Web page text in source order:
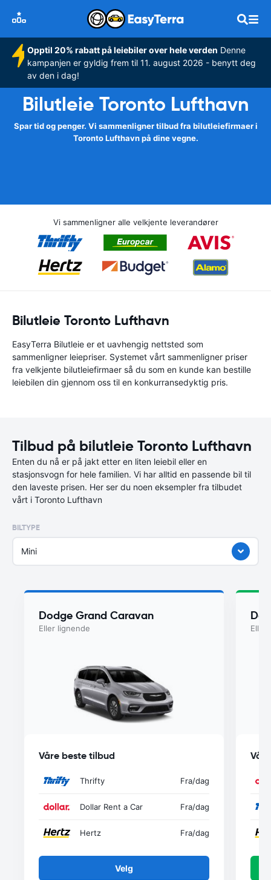
Opptil 20% rabatt på leiebiler over hele verden Denne
kampanjen er gyldig frem til 11. august 2026 - benytt deg
av den i dag!
Bilutleie Toronto Lufthavn
Spar tid og penger. Vi sammenligner tilbud fra bilutleiefirmaer i
Toronto Lufthavn på dine vegne.
Vi sammenligner alle velkjente leverandører
Bilutleie Toronto Lufthavn
EasyTerra Bilutleie er et uavhengig nettsted som
sammenligner leiepriser. Systemet vårt sammenligner priser
fra velkjente bilutleiefirmaer så du som en kunde kan bestille
leiebilen din gjennom oss til en konkurransedyktig pris.
Tilbud på bilutleie Toronto Lufthavn
Enten du nå er på jakt etter en liten leiebil eller en
stasjonsvogn for hele familien. Vi har alltid en passende bil til
den laveste prisen. Her ser du noen eksempler fra tilbudet
vårt i Toronto Lufthavn
BILTYPE
Mini
Dodge Grand Caravan
Eller lignende
Våre beste tilbud
Thrifty Fra/dag
Dollar Rent a Car Fra/dag
Hertz Fra/dag
Velg
Eller